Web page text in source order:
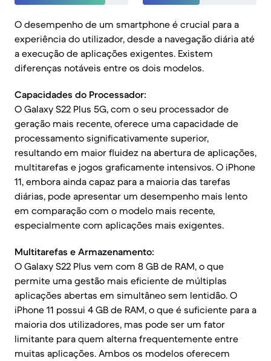
O desempenho de um smartphone é crucial para a
experiência do utilizador, desde a navegação diária até
a execução de aplicações exigentes. Existem
diferenças notáveis entre os dois modelos.
Capacidades do Processador:
O Galaxy S22 Plus 5G, com o seu processador de
geração mais recente, oferece uma capacidade de
processamento significativamente superior,
resultando em maior fluidez na abertura de aplicações,
multitarefas e jogos graficamente intensivos. O iPhone
11, embora ainda capaz para a maioria das tarefas
diárias, pode apresentar um desempenho mais lento
em comparação com o modelo mais recente,
especialmente com aplicações mais exigentes.
Multitarefas e Armazenamento:
O Galaxy S22 Plus vem com 8 GB de RAM, o que
permite uma gestão mais eficiente de múltiplas
aplicações abertas em simultâneo sem lentidão. O
iPhone 11 possui 4 GB de RAM, o que é suficiente para a
maioria dos utilizadores, mas pode ser um fator
limitante para quem alterna frequentemente entre
muitas aplicações. Ambos os modelos oferecem